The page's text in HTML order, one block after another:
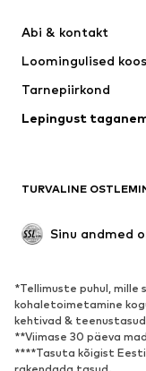
Pesu
Mantlid
Sündmused
JALANÕUD
Uus
Vabaaja jalanõud
Abi & kontakt
Loomingulised
Tarnepiirkond
Lepingust
TURVALINE
Sinu andmed
*Tellimuste puhul, mille
kohaletoimetamine
kehtivad &
**Viimase 30 päeva
****Tasuta kõigist